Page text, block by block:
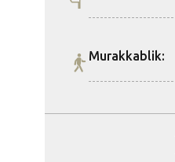
Murakkablik: